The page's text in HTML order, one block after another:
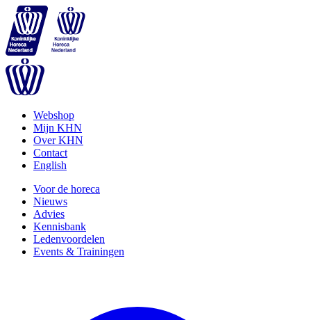
Webshop
Mijn KHN
Over KHN
Contact
English
Voor de horeca
Nieuws
Advies
Kennisbank
Ledenvoordelen
Events & Trainingen